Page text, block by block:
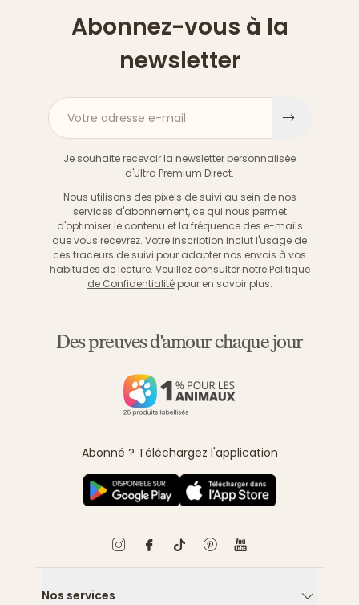
Abonnez-vous à la
newsletter
Votre adresse e-mail
Je souhaite recevoir la newsletter personnalisée
d'Ultra Premium Direct.
Nous utilisons des pixels de suivi au sein de nos
services d'abonnement, ce qui nous permet
d'optimiser le contenu et la fréquence des e-mails
que vous recevrez. Votre inscription inclut l'usage de
ces traceurs de suivi pour adapter nos envois à vos
habitudes de lecture. Veuillez consulter notre Politique
de Confidentialitépour en savoir plus.
Des preuves d'amour chaque jour
Abonné ? Téléchargez l'application
Nos services